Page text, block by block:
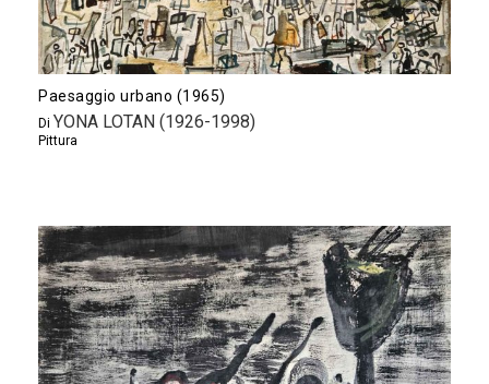
Paesaggio urbano (1965)
Di YONA LOTAN (1926-1998)
Pittura